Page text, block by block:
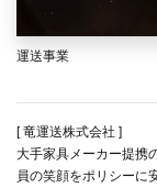
運送事業
[ 竜運送株式会社 ]
大手家具メーカー提携
員の笑顔をポリシーに